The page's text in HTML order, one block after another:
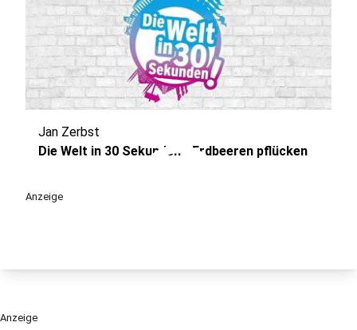
play_circle
Jan Zerbst
Die Welt in 30 Sekunden - Erdbeeren pflücken
Anzeige
Anzeige